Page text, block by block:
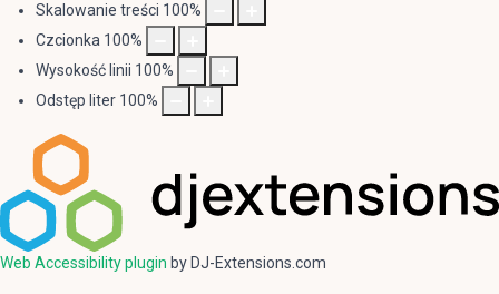
Skalowanie treści 100%
Czcionka 100%
Wysokość linii 100%
Odstęp liter 100%
Web Accessibility plugin by DJ-Extensions.com